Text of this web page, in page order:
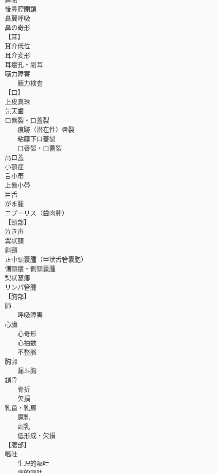
後鼻腔閉鎖
鼻翼呼吸
鼻の奇形
【耳】
耳介低位
耳介変形
耳瘻孔・副耳
聴力障害
聴力検査
【口】
上皮真珠
先天歯
口唇裂・口蓋裂
痕跡（潜在性）唇裂
粘膜下口蓋裂
口唇裂・口蓋裂
高口蓋
小顎症
舌小帯
上唇小帯
巨舌
がま腫
エプーリス（歯肉腫）
【頸部】
泣き声
翼状頸
斜頸
正中頸嚢腫（甲状舌管嚢胞）
側頸瘻・側頸嚢腫
梨状窩瘻
リンパ管腫
【胸部】
肺
呼吸障害
心臓
心奇形
心拍数
不整脈
胸郭
漏斗胸
鎖骨
骨折
欠損
乳首・乳房
魔乳
副乳
低形成・欠損
【腹部】
嘔吐
生理的嘔吐